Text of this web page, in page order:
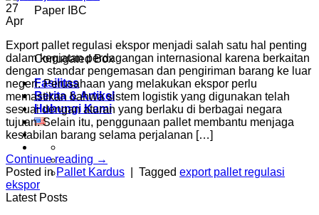
Paper IBC
Corrugated Box
Fasilitas
Berita & Artikel
Hubungi Kami
27
Apr
Export pallet regulasi ekspor menjadi salah satu hal penting
dalam kegiatan perdagangan internasional karena berkaitan
dengan standar pengemasan dan pengiriman barang ke luar
negeri. Perusahaan yang melakukan ekspor perlu
memastikan bahwa sistem logistik yang digunakan telah
sesuai dengan aturan yang berlaku di berbagai negara
tujuan. Selain itu, penggunaan pallet membantu menjaga
kestabilan barang selama perjalanan […]
Continue reading →
Posted inPallet Kardus Tagged export pallet regulasi
ekspor
Latest Posts